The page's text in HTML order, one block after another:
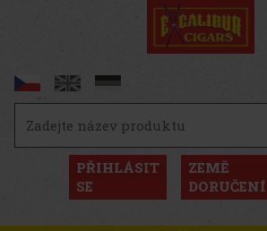
PŘIHLÁSIT
SE
ZEMĚ
DORUČENÍ